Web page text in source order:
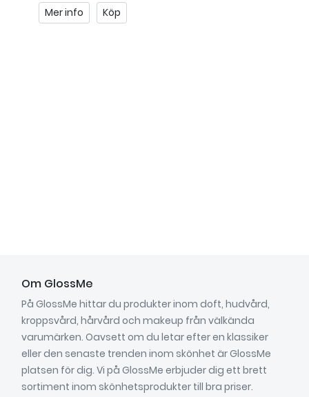
Mer info
Köp
Om GlossMe
På GlossMe hittar du produkter inom doft, hudvård,
kroppsvård, hårvård och makeup från välkända
varumärken. Oavsett om du letar efter en klassiker
eller den senaste trenden inom skönhet är GlossMe
platsen för dig. Vi på GlossMe erbjuder dig ett brett
sortiment inom skönhetsprodukter till bra priser.